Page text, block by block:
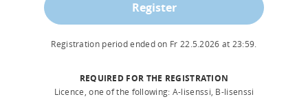
Register
Registration period ended on Fr 22.5.2026 at 23:59.
REQUIRED FOR THE REGISTRATION
Licence, one of the following: A-lisenssi, B-lisenssi